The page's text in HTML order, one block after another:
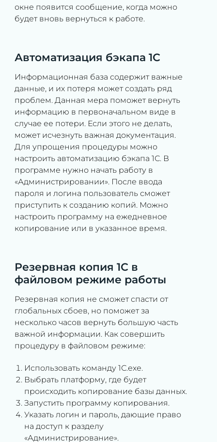
окне появится сообщение, когда можно
будет вновь вернуться к работе.
Автоматизация бэкапа 1С
Информационная база содержит важные
данные, и их потеря может создать ряд
проблем. Данная мера поможет вернуть
информацию в первоначальном виде в
случае ее потери. Если этого не делать,
может исчезнуть важная документация.
Для упрощения процедуры можно
настроить автоматизацию бэкапа 1С. В
программе нужно начать работу в
«Администрировании». После ввода
пароля и логина пользователь сможет
приступить к созданию копий. Можно
настроить программу на ежедневное
копирование или в указанное время.
Резервная копия 1С в
файловом режиме работы
Резервная копия не сможет спасти от
глобальных сбоев, но поможет за
несколько часов вернуть большую часть
важной информации. Как совершить
процедуру в файловом режиме:
Использовать команду 1С.ехе.
Выбрать платформу, где будет
происходить копирование базы данных.
Запустить программу копирования.
Указать логин и пароль, дающие право
на доступ к разделу
«Администрирование».